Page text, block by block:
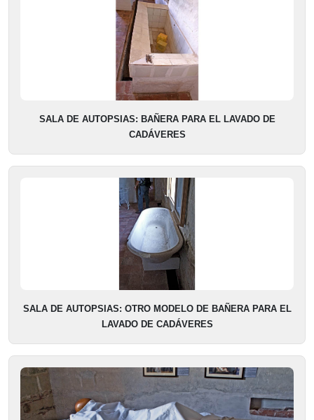
SALA DE AUTOPSIAS: BAÑERA PARA EL LAVADO DE
CADÁVERES
SALA DE AUTOPSIAS: OTRO MODELO DE BAÑERA PARA EL
LAVADO DE CADÁVERES